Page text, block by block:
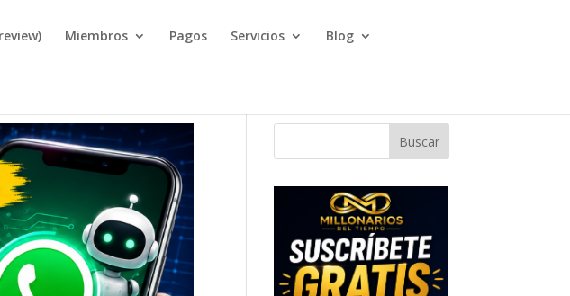
Miembros Pagos Servicios Blog
Buscar